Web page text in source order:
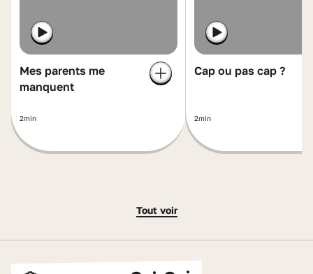
Mes parents me
manquent
2min
Cap ou pas cap ?
2min
Tout voir